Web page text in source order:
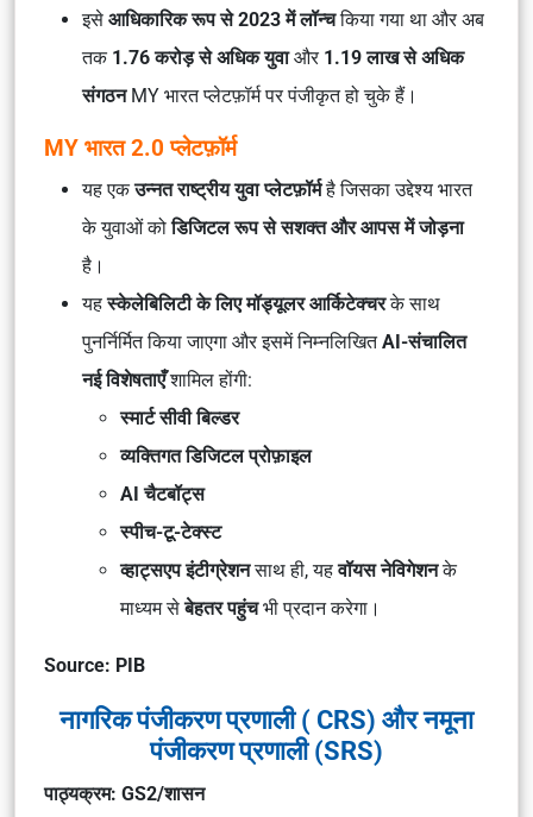
इसे आधिकारिक रूप से 2023 में लॉन्चकिया गया था और अब
तक 1.76 करोड़ से अधिक युवाऔर 1.19 लाख से अधिक
संगठनMY भारत प्लेटफ़ॉर्म पर पंजीकृत हो चुके हैं।
MY भारत 2.0 प्लेटफ़ॉर्म
यह एकउन्नत राष्ट्रीय युवा प्लेटफ़ॉर्महै जिसका उद्देश्य भारत
के युवाओं कोडिजिटल रूप से सशक्त और आपस में जोड़ना
है।
यहस्केलेबिलिटी के लिए मॉड्यूलर आर्किटेक्चरके साथ
पुनर्निर्मित किया जाएगा और इसमें निम्नलिखितAI-संचालित
नई विशेषताएँशामिल होंगी:
स्मार्ट सीवी बिल्डर
व्यक्तिगत डिजिटल प्रोफ़ाइल
AI चैटबॉट्स
स्पीच-टू-टेक्स्ट
व्हाट्सएप इंटीग्रेशनसाथ ही, यहवॉयस नेविगेशनके
माध्यम सेबेहतर पहुंचभी प्रदान करेगा।
Source: PIB
नागरिक पंजीकरण प्रणाली ( CRS) और नमूना
पंजीकरण प्रणाली (SRS)
पाठ्यक्रम: GS2/शासन